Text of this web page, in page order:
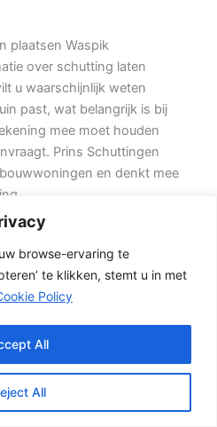
browse-ervaring te
te klikken, stemt u in met
Policy
All
All
plaatsen Waspik
over schutting laten
u waarschijnlijk weten
past, wat belangrijk is bij
mee moet houden
Prins Schuttingen
en denkt mee
met een goed plan.
dan is een
combinatie vaak een
advies vaak
standaardprijs bekijken.
is populair omdat deze